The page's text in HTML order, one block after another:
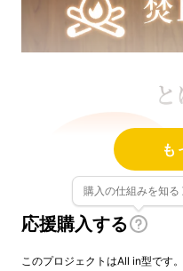
も
応援購入する
購入の仕組みを知る
このプロジェクトはAll in型です